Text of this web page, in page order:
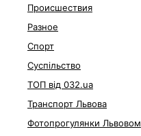
Происшествия
Разное
Спорт
Суспільство
ТОП від 032.ua
Транспорт Львова
Фотопрогулянки Львовом